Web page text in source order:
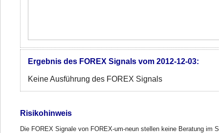
Ergebnis des FOREX Signals vom 2012-12-03:
Keine Ausführung des FOREX Signals
Risikohinweis
Die FOREX Signale von FOREX-um-neun stellen keine Beratung im